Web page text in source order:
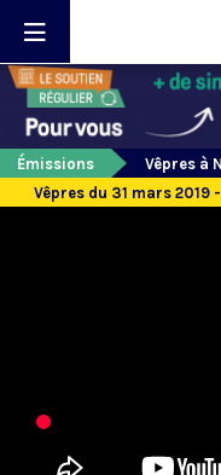
Émissions
Vêpres à
Vêpres du 31 mars 2019